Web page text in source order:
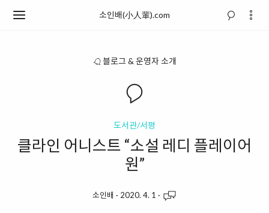
소인배(小人輩).com
블로그 & 운영자 소개
도서관/서평
클라인 어니스트 “소설 레디 플레이어
원”
소인배 · 2020. 4. 1 ·